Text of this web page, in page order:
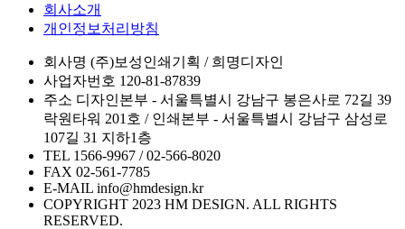
회사소개
개인정보처리방침
회사명 (주)보성인쇄기획 / 희명디자인
사업자번호 120-81-87839
주소 디자인본부 - 서울특별시 강남구 봉은사로 72길 39
락원타워 201호 / 인쇄본부 - 서울특별시 강남구 삼성로
107길 31 지하1층
TEL 1566-9967 / 02-566-8020
FAX 02-561-7785
E-MAIL info@hmdesign.kr
COPYRIGHT 2023 HM DESIGN. ALL RIGHTS
RESERVED.